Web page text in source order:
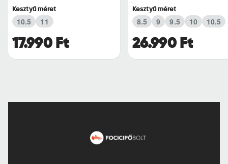
17.990 Ft
Kesztyű méret
10.5 11
26.990 Ft
Kesztyű méret
8.5 9 9.5 10 10.5